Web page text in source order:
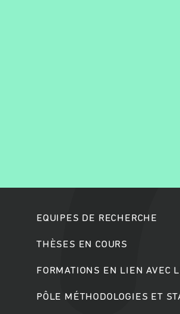
EQUIPES DE RECHERCHE
THÈSES EN COURS
FORMATIONS EN LIEN AVEC
PÔLE MÉTHODOLOGIES ET